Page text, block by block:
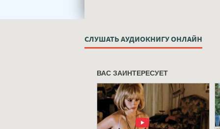
СЛУШАТЬ АУДИОКНИГУ ОНЛАЙН